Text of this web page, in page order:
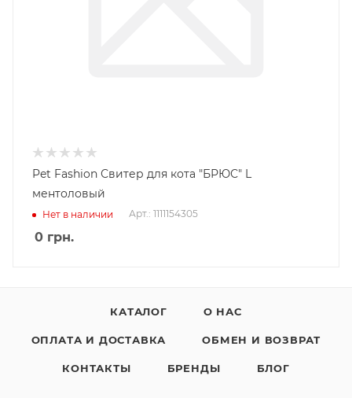
Pet Fashion Свитер для кота "БРЮС" L
ментоловый
Нет в наличии Арт.: 1111154305
0 грн.
КАТАЛОГ О НАС
ОПЛАТА И ДОСТАВКА ОБМЕН И ВОЗВРАТ
КОНТАКТЫ БРЕНДЫ БЛОГ